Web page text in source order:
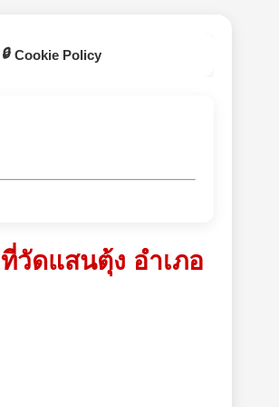
🔒 Cookie Policy
วัดแสนตุ้ง อำเภอ